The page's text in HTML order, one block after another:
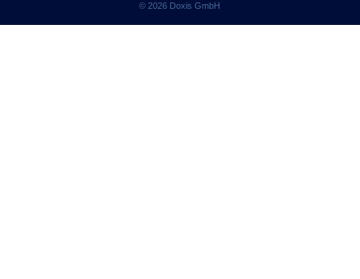
© 2026 Doxis GmbH